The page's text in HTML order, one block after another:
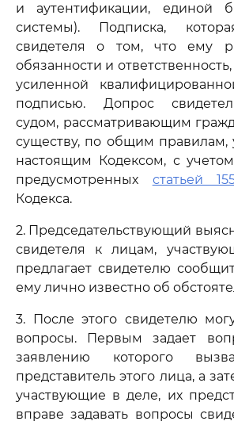
и аутентификации, единой
системы). Подписка,
свидетеля о том, что ему
обязанности и
усиленной
подписью. Допрос
судом, рассматривающим
существу, по общим правилам,
настоящим Кодексом, с
предусмотренных статьей
Кодекса.
2. Председательствующий
свидетеля к лицам,
предлагает свидетелю
ему лично известно об
3. После этого свидетелю
вопросы. Первым задает
заявлению которого
представитель этого лица, а
участвующие в деле, их
вправе задавать вопросы